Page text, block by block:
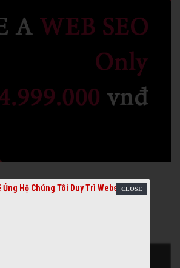
Ủng Hộ Chúng Tôi Duy Trì Website